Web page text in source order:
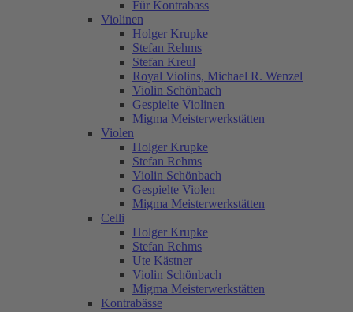
Für Kontrabass
Violinen
Holger Krupke
Stefan Rehms
Stefan Kreul
Royal Violins, Michael R. Wenzel
Violin Schönbach
Gespielte Violinen
Migma Meisterwerkstätten
Violen
Holger Krupke
Stefan Rehms
Violin Schönbach
Gespielte Violen
Migma Meisterwerkstätten
Celli
Holger Krupke
Stefan Rehms
Ute Kästner
Violin Schönbach
Migma Meisterwerkstätten
Kontrabässe